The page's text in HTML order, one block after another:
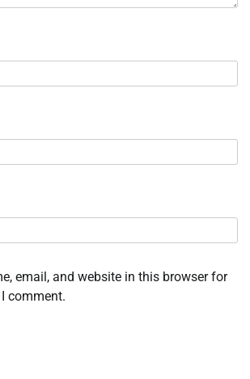
email, and website in this browser for
comment.